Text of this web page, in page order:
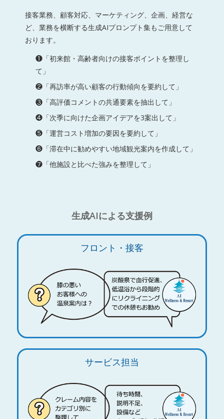
接客業務、顧客対応、マーケティング、企画、経営な
ど、業務を横断する生成AIプロンプト集もご用意して
おります。
❶「初来館・高齢者向けの接客ポイントを整理し
て」
❷「再訪率が高い顧客の行動傾向を要約して」
❸「高評価コメントの共通要素を抽出して」
❹「次季に向けた企画アイデアを3案出して」
❺「運営コスト増加の要因を要約して」
❻「滞在中に勧めやすい地域観光案内を作成して」
❼「他施設と比べた強みを整理して」
生成AIによる支援例
フロント・接客
サービス担当